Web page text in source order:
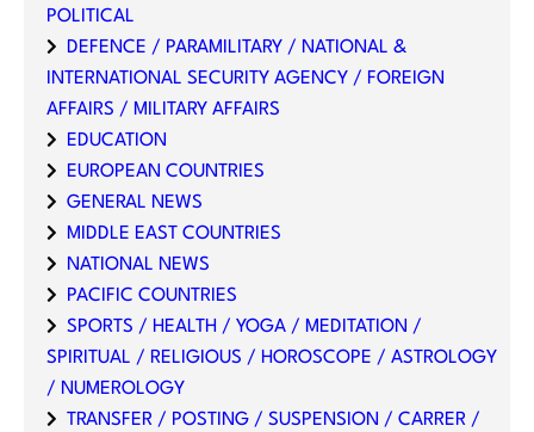
POLITICAL
DEFENCE / PARAMILITARY / NATIONAL &
INTERNATIONAL SECURITY AGENCY / FOREIGN
AFFAIRS / MILITARY AFFAIRS
EDUCATION
EUROPEAN COUNTRIES
GENERAL NEWS
MIDDLE EAST COUNTRIES
NATIONAL NEWS
PACIFIC COUNTRIES
SPORTS / HEALTH / YOGA / MEDITATION /
SPIRITUAL / RELIGIOUS / HOROSCOPE / ASTROLOGY
/ NUMEROLOGY
TRANSFER / POSTING / SUSPENSION / CARRER /